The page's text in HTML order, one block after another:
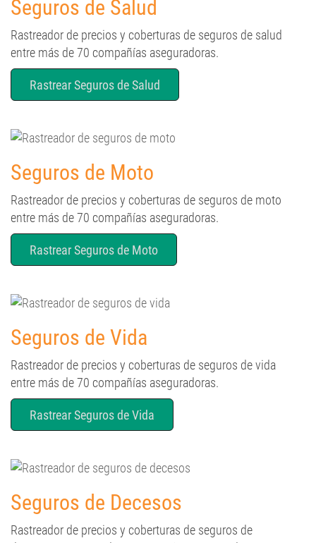
Seguros de Salud
Rastreador de precios y coberturas de seguros de salud
entre más de 70 compañías aseguradoras.
Rastrear Seguros de Salud
Seguros de Moto
Rastreador de precios y coberturas de seguros de moto
entre más de 70 compañías aseguradoras.
Rastrear Seguros de Moto
Seguros de Vida
Rastreador de precios y coberturas de seguros de vida
entre más de 70 compañías aseguradoras.
Rastrear Seguros de Vida
Seguros de Decesos
Rastreador de precios y coberturas de seguros de